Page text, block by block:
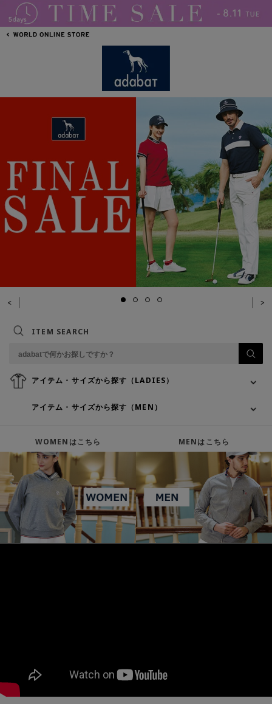
ITEM SEARCH
アイテム・サイズから探す（LADIES）
アイテム・サイズから探す（MEN）
WOMENはこちら MENはこちら